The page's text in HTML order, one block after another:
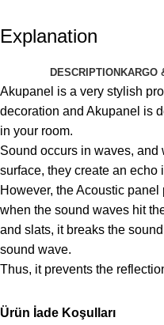
Explanation
DESCRIPTION KARGO
Akupanel is a very stylish
decoration and Akupanel is
in your room.
Sound occurs in waves, and
surface, they create an echo
However, the Acoustic
when the sound waves hit
and slats, it breaks the
sound wave.
Thus, it prevents the
Ürün İade Koşulları